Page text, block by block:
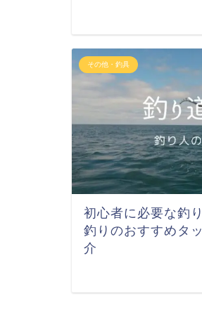
その他・釣具
初心者に必要な釣
釣りのおすすめタ
介